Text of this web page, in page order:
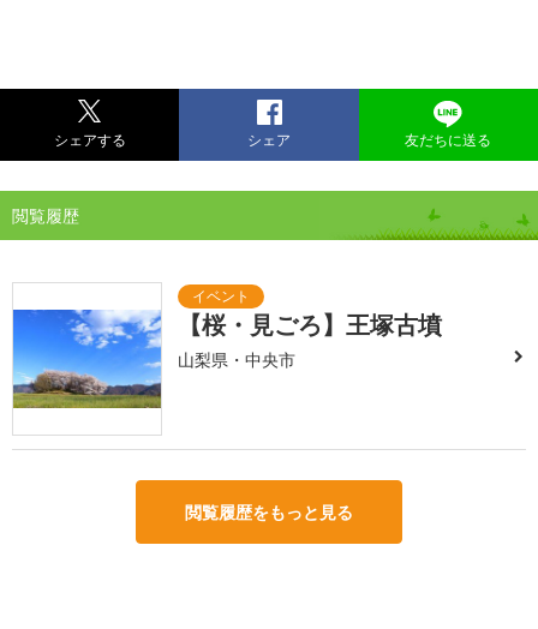
シェアする シェア 友だちに送る
閲覧履歴
【桜・見ごろ】王塚古墳
山梨県・中央市
閲覧履歴をもっと見る